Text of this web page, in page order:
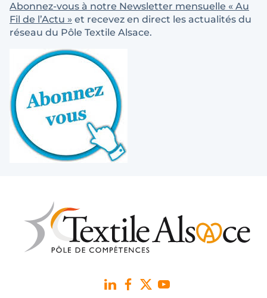
Abonnez-vous à notre Newsletter mensuelle « Au
Fil de l’Actu » et recevez en direct les actualités du
réseau du Pôle Textile Alsace.